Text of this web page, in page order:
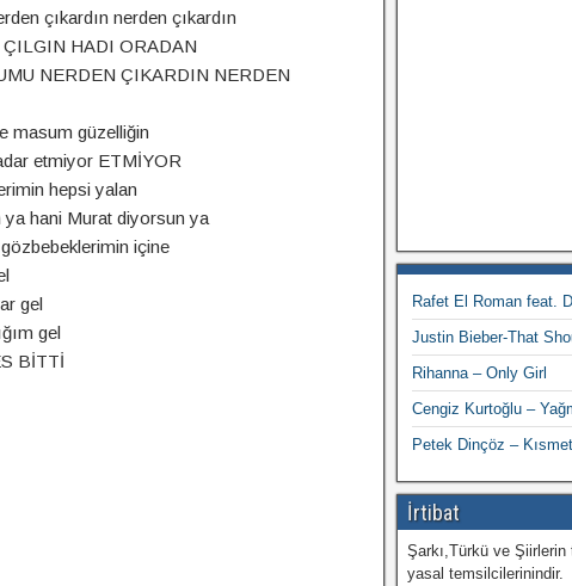
çıkardın nerden çıkardın
HADI ORADAN
NERDEN ÇIKARDIN NERDEN
masum güzelliğin
etmiyor ETMİYOR
hepsi yalan
hani Murat diyorsun ya
içine
gel
gel
BİTTİ
Rafet El Roman feat.
Justin Bieber-That
Rihanna – Only Girl
Cengiz Kurtoğlu –
Petek Dinçöz –
İrtibat
Şarkı,Türkü ve
yasal temsilcilerinindir.